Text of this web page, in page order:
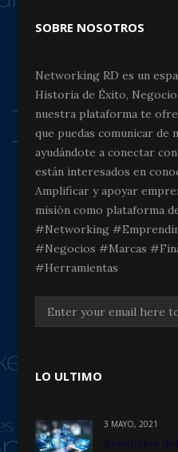
SOBRE NOSOTROS
Networking RD es un
Historia de Éxito,
nuestra plataforma te
que puedas comunicar de
ayudándote a conectar
están interesados en
Amplificar y apoyar
misión como plataforma
#Networking
#Negocios #Marcas
#Herramientas
LO ULTIMO
3 MAYO, 2021
Beneficios